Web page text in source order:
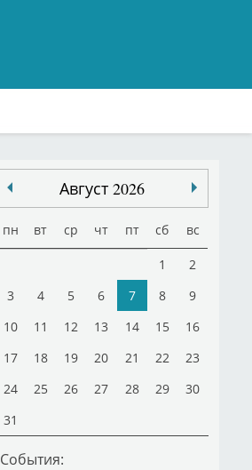
Август 2026
пн вт ср чт пт сб вс
1
2
3
4 5 6 7 8
9
10
11 12 13 14 15
16
17
18 19 20 21 22
23
24
25 26 27 28 29
30
31
События: